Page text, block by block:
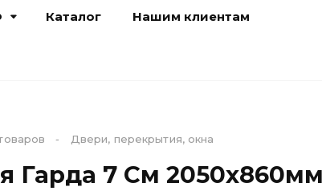
Каталог Нашим клиентам
Компания
Доставка
Услуги
- Двери, перекрытия, окна
Гарда 7 См